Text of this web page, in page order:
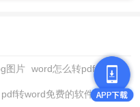
图片 word怎么转pdf
pdf转word免费的软件